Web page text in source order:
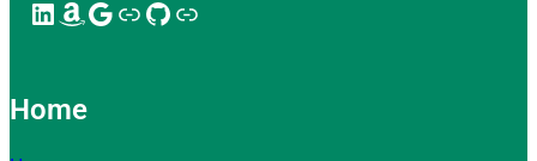
LinkedIn Amazon Google Enlace GitHub Enlace
Home